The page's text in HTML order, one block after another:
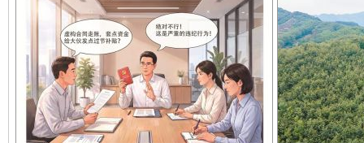
揭开“小金库”的免责幌子